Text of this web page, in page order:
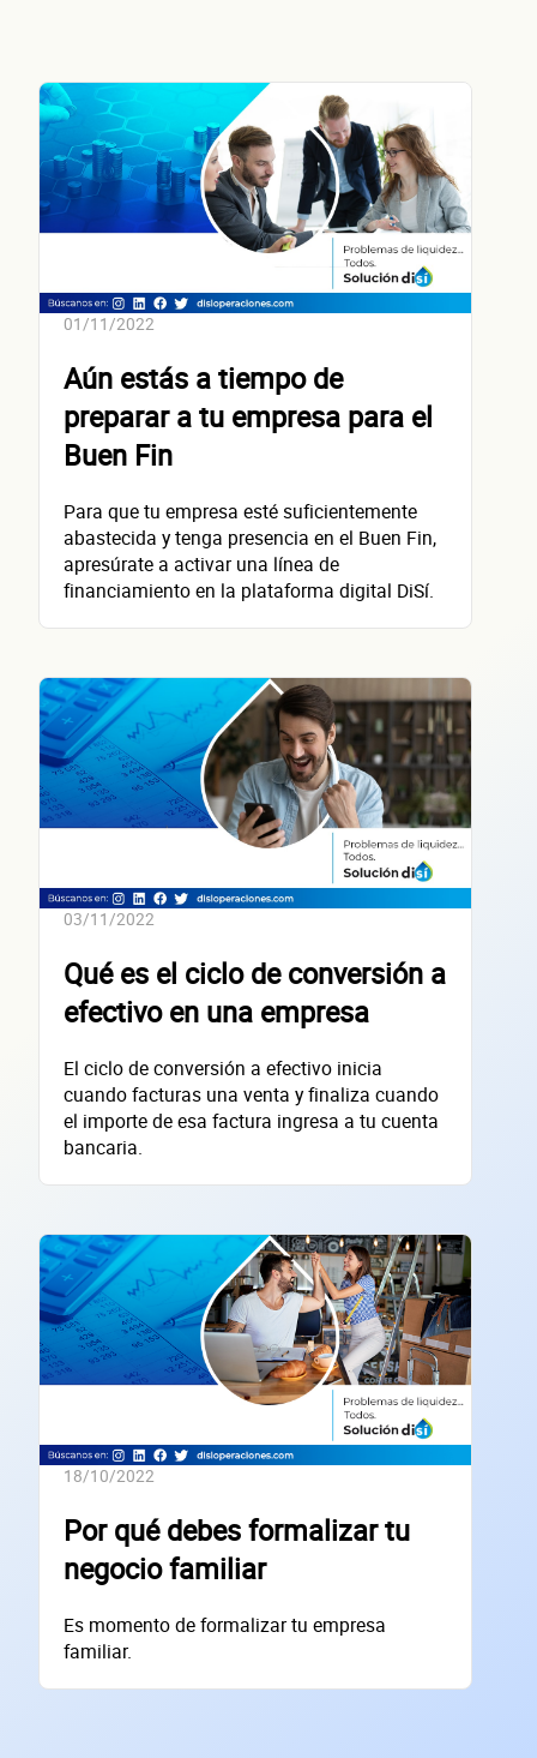
01/11/2022
Aún estás a tiempo de
preparar a tu empresa para el
Buen Fin
Para que tu empresa esté suficientemente
abastecida y tenga presencia en el Buen Fin,
apresúrate a activar una línea de
financiamiento en la plataforma digital DiSí.
03/11/2022
Qué es el ciclo de conversión a
efectivo en una empresa
El ciclo de conversión a efectivo inicia
cuando facturas una venta y finaliza cuando
el importe de esa factura ingresa a tu cuenta
bancaria.
18/10/2022
Por qué debes formalizar tu
negocio familiar
Es momento de formalizar tu empresa
familiar.
No te preocupes, evaluamos cada caso de forma integral.
Primer apellido
Segundo apellido
Teléfono
Confirma tu correo electrónico
Datos de
Sitio electrónico
Razón social
Lo usamos solo para validar tu identidad fiscal — nunca lo compartimos con
Código Postal
Dirección de la empresa: Calle
Núm. Ext./Int.
SOLICITAR
+68empresas financiadas en los últimos 30 días